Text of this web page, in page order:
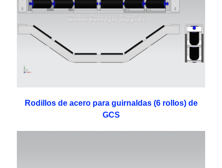
Rodillos de acero para guirnaldas (6 rollos) de
GCS